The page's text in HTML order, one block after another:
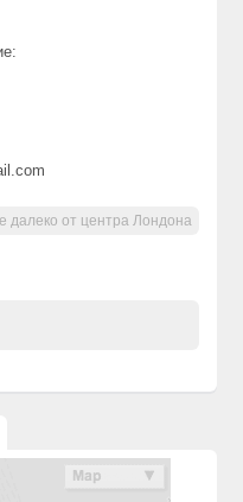
далеко от центра Лондона